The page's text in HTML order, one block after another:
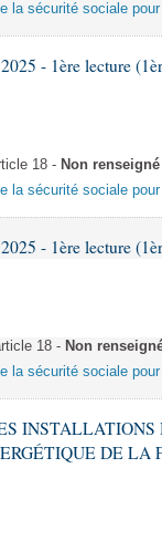
la sécurité sociale pour
- 1ère lecture
18 - Non renseigné
la sécurité sociale pour
- 1ère lecture
18 - Non
la sécurité sociale pour
DE LA